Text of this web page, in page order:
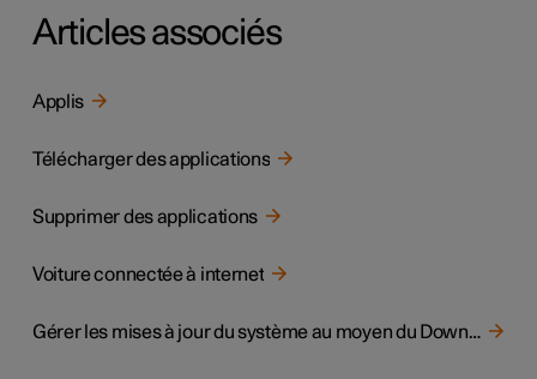
Articles associés
Applis
Télécharger des applications
Supprimer des applications
Voiture connectée à internet
Gérer les mises à jour du système au moyen du Download Center